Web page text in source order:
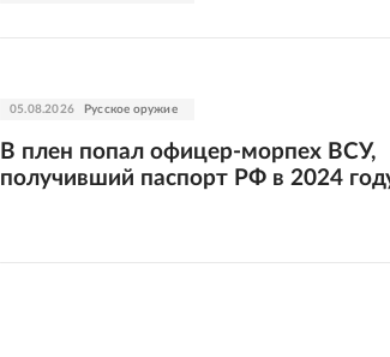
05.08.2026 Русское оружие
В плен попал офицер-морпех ВСУ,
получивший паспорт РФ в 2024